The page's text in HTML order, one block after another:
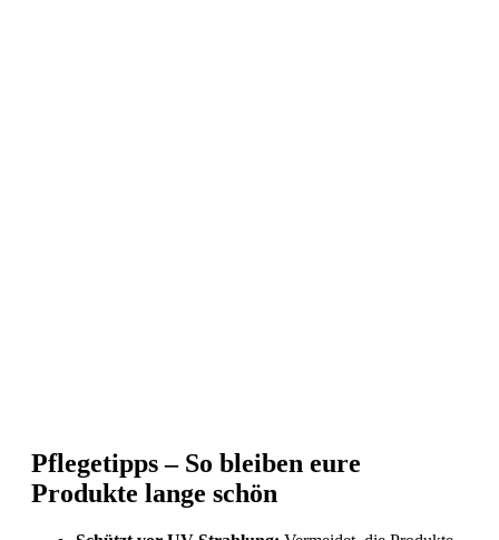
Pflegetipps – So bleiben eure
Produkte lange schön